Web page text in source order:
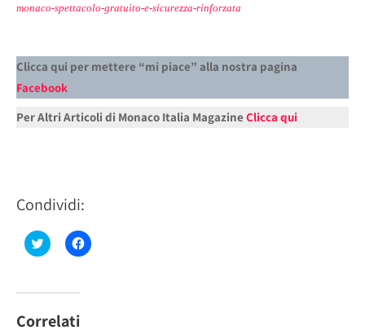
monaco-spettacolo-gratuito-e-sicurezza-rinforzata
Clicca qui per mettere “mi piace” alla nostra pagina
Facebook
Per Altri Articoli di Monaco Italia Magazine Clicca qui
Condividi:
Fai
clic
su
apre
Fai
clic
Correlati